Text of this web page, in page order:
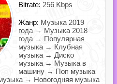
Bitrate: 256 Kbps
Жанр: Музыка 2019
года → Музыка 2018
года → Популярная
музыка → Клубная
музыка → Диско
музыка → Музыка в
машину → Поп музыка
→ Новогодняя музыка